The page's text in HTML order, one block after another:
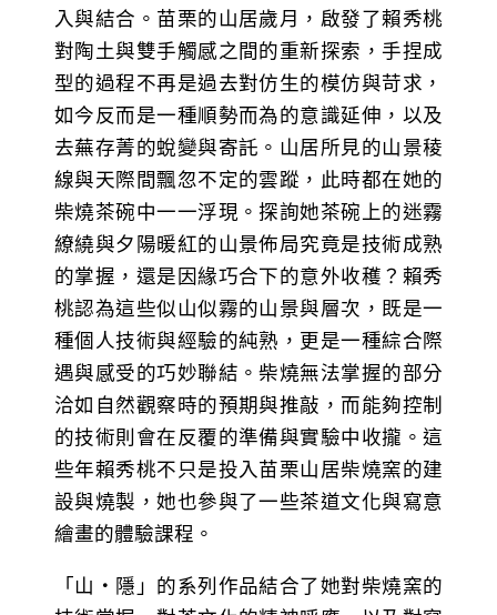
入與結合。苗栗的山居歲月，啟發了賴秀桃
對陶土與雙手觸感之間的重新探索，手捏成
型的過程不再是過去對仿生的模仿與苛求，
如今反而是一種順勢而為的意識延伸，以及
去蕪存菁的蛻變與寄託。山居所見的山景稜
線與天際間飄忽不定的雲蹤，此時都在她的
柴燒茶碗中一一浮現。探詢她茶碗上的迷霧
繚繞與夕陽暖紅的山景佈局究竟是技術成熟
的掌握，還是因緣巧合下的意外收穫？賴秀
桃認為這些似山似霧的山景與層次，既是一
種個人技術與經驗的純熟，更是一種綜合際
遇與感受的巧妙聯結。柴燒無法掌握的部分
洽如自然觀察時的預期與推敲，而能夠控制
的技術則會在反覆的準備與實驗中收攏。這
些年賴秀桃不只是投入苗栗山居柴燒窯的建
設與燒製，她也參與了一些茶道文化與寫意
繪畫的體驗課程。
「山‧隱」的系列作品結合了她對柴燒窯的